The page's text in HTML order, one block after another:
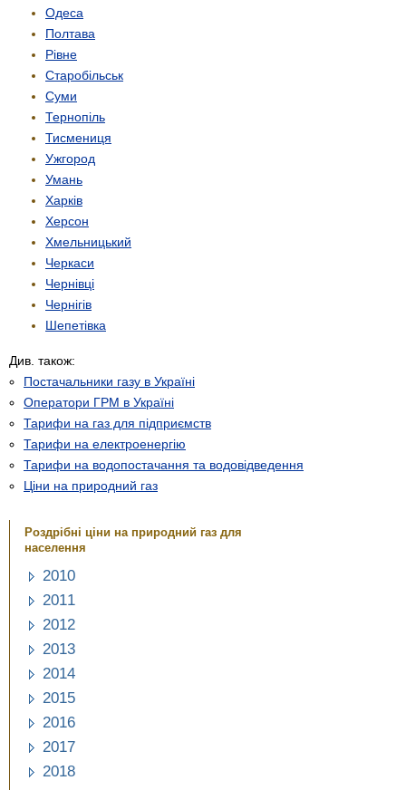
Одеса
Полтава
Рівне
Старобільськ
Суми
Тернопіль
Тисмениця
Ужгород
Умань
Харків
Херсон
Хмельницький
Черкаси
Чернівці
Чернігів
Шепетівка
Див. також:
Постачальники газу в Україні
Оператори ГРМ в Україні
Тарифи на газ для підприємств
Тарифи на електроенергію
Тарифи на водопостачання та водовідведення
Ціни на природний газ
Роздрібні ціни на природний газ для
населення
2010
2011
2012
2013
2014
2015
2016
2017
2018